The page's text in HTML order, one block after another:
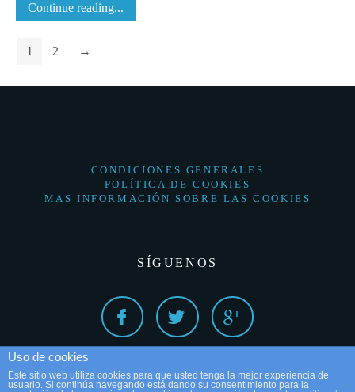
Continue reading...
1 2 →
CONDICIONES GENERALES
POLÍTICA DE COOKIES
MAS INFORMACIÓN SOBRE LAS COOKIES
SÍGUENOS
Uso de cookies
Este sitio web utiliza cookies para que usted tenga la mejor experiencia de
usuario. Si continúa navegando está dando su consentimiento para la